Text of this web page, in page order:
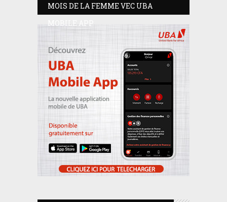
MOIS DE LA FEMME VEC UBA
MOBILE APP